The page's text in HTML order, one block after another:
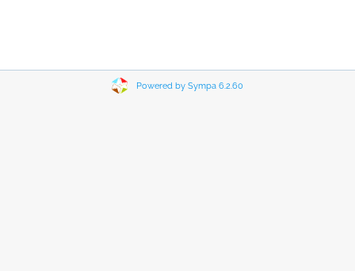
Powered by Sympa 6.2.60